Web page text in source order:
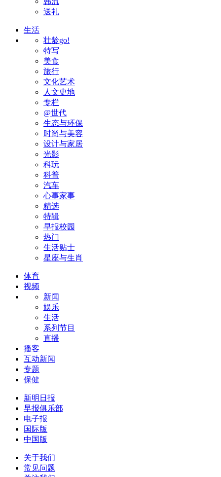
送礼
生活
壮龄go!
特写
美食
旅行
文化艺术
人文史地
专栏
@世代
生态与环保
时尚与美容
设计与家居
光影
科玩
科普
汽车
心事家事
精选
特辑
早报校园
热门
生活贴士
星座与生肖
体育
视频
新闻
娱乐
生活
系列节目
直播
播客
互动新闻
专题
保健
新明日报
早报俱乐部
电子报
国际版
中国版
关于我们
常见问题